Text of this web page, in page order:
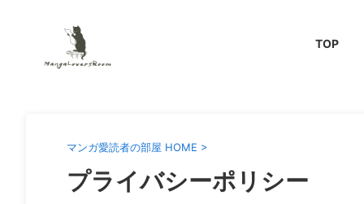
TOP
マンガ愛読者の部屋 HOME >
プライバシーポリシー